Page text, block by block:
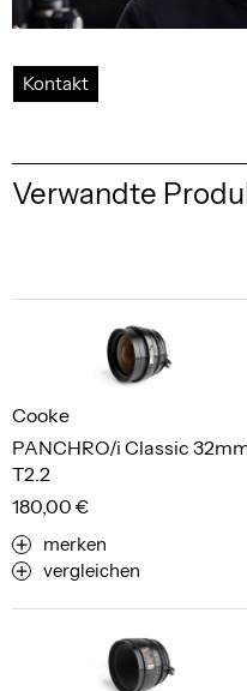
Kontakt
Verwandte
PANCHRO/i Classic
T2.2
Cooke
180,00 €
merken
vergleichen